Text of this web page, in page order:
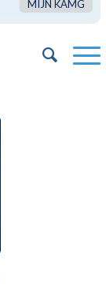
MIJN KAMG